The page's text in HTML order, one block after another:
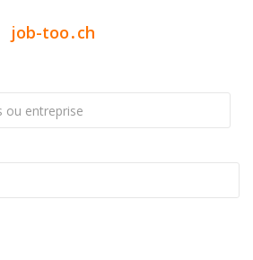
job-too.ch